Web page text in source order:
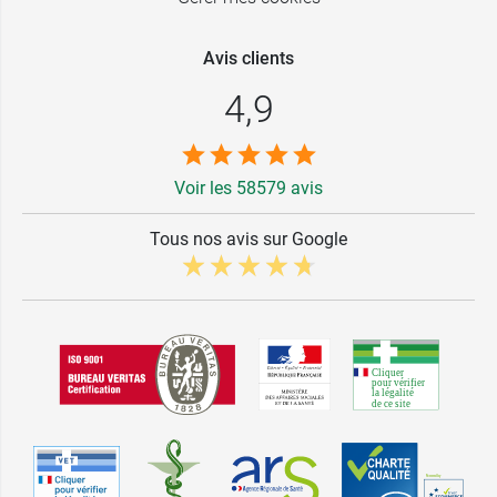
Avis clients
4,9
Voir les 58579 avis
Tous nos avis sur Google